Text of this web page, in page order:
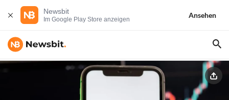
Newsbit
Im Google Play Store anzeigen
Ansehen